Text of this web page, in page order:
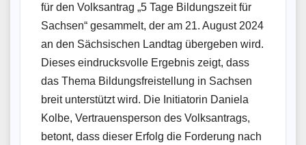
für den Volksantrag „5 Tage Bildungszeit für
Sachsen“ gesammelt, der am 21. August 2024
an den Sächsischen Landtag übergeben wird.
Dieses eindrucksvolle Ergebnis zeigt, dass
das Thema Bildungsfreistellung in Sachsen
breit unterstützt wird. Die Initiatorin Daniela
Kolbe, Vertrauensperson des Volksantrags,
betont, dass dieser Erfolg die Forderung nach